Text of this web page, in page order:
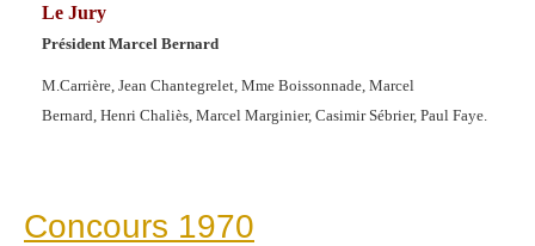
Le Jury
Président Marcel Bernard
M.Carrière, Jean Chantegrelet, Mme Boissonnade, Marcel
Bernard, Henri Chaliès, Marcel Marginier, Casimir Sébrier, Paul Faye.
Concours 1970